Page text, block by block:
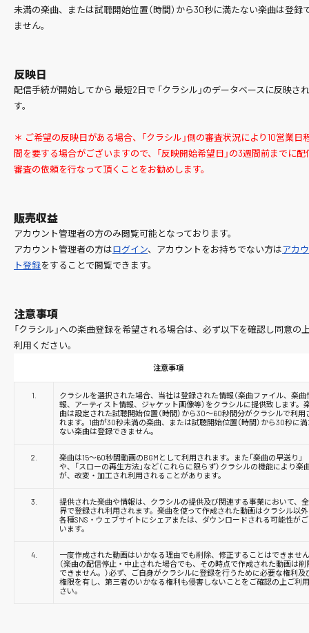
未満の楽曲、または試聴開始位置（時間）から30秒に満たない楽曲は登録
ません。
反映日
配信手続が開始してから 最短2日で 「クラシル」のデータベースに反映さ
す。
＊ ご希望の反映日がある場合、「クラシル」側の審査状況により10営業日
間を要する場合がございますので、「反映開始希望日」の3週間前までに配
審査の依頼を行なって頂くことをお勧めします。
販売収益
アカウント管理者の方のみ閲覧可能となっております。
アカウント管理者の方はログイン、アカウントをお持ちでない方はアカ
ト登録をすることで閲覧できます。
注意事項
「クラシル」への楽曲登録を希望される場合は、必ず以下を確認し同意の
利用ください。
注意事項
1.
クラシルを選択された場合、当社は登録された情報（楽曲ファイル、楽曲
報、アーティスト情報、ジャケット画像等）をクラシルに提供致します。
曲は設定された試聴開始位置（時間）から30〜60秒間分がクラシルで利用
れます。1曲が30秒未満の楽曲、または試聴開始位置（時間）から30秒に
ない楽曲は登録できません。
2.
楽曲は15〜60秒間動画のBGMとして利用されます。また「楽曲の早送り」
や、「スローの再生方法」など（これらに限らず）クラシルの機能により楽
が、改変・加工され利用されることがあります。
3.
提供された楽曲や情報は、クラシルの提供及び関連する事業において、
界で登録され利用されます。楽曲を使って作成された動画はクラシル以
各種SNS ・ウェブサイトにシェアまたは、ダウンロードされる可能性が
います。
4.
一度作成された動画はいかなる理由でも削除、修正することはできませ
（楽曲の配信停止・中止された場合でも、その時点で作成された動画は削
できません。）必ず、ご自身がクラシルに登録を行うために必要な権利及
権限を有し、第三者のいかなる権利も侵害しないことをご確認の上ご利
さい。